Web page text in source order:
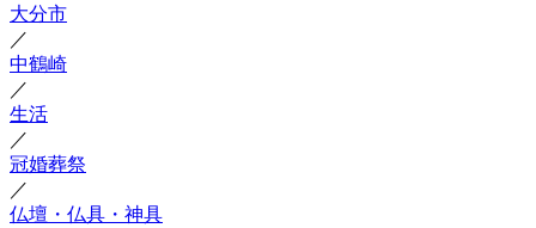
大分市
／
中鶴崎
／
生活
／
冠婚葬祭
／
仏壇・仏具・神具